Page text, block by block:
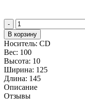
-
В корзину
Носитель: CD
Вес: 100
Высота: 10
Ширина: 125
Длина: 145
Описание
Отзывы